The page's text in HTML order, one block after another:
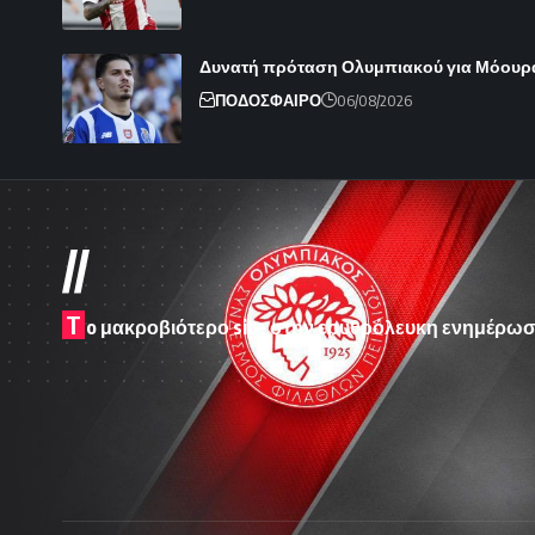
Δυνατή πρόταση Ολυμπιακού για
ΠΟΔΟΣΦΑΙΡΟ 06/08/2026
//
T o μακροβιότερο site στην ερυθρόλευκη